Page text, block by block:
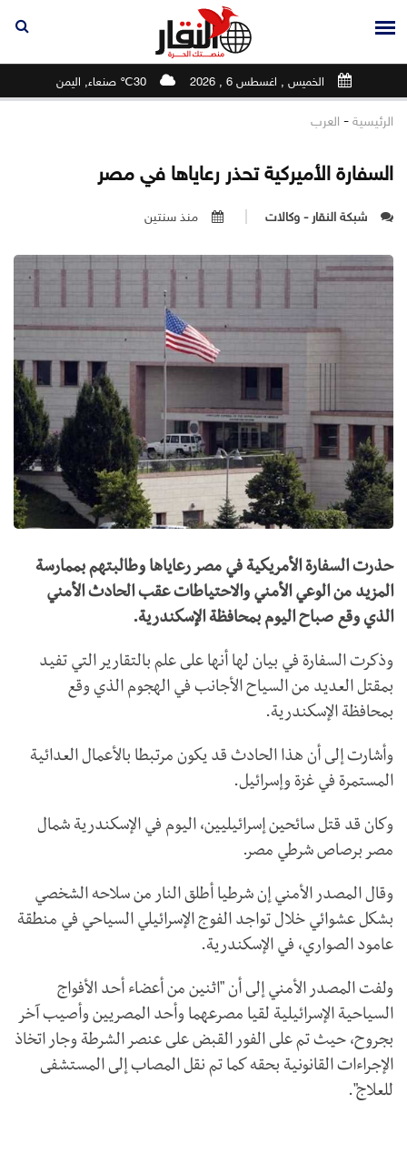
الخميس , اغسطس 6 , 2026 30℃ صنعاء, اليمن
الرئيسية - العرب
‏السفارة الأميركية تحذر رعاياها في مصر
شبكة النقار - وكالات منذ سنتين
حذرت السفارة الأمريكية في مصر رعاياها وطالبتهم بممارسة
المزيد من الوعي الأمني والاحتياطات عقب الحادث الأمني
الذي وقع صباح اليوم بمحافظة الإسكندرية.
وذكرت السفارة في بيان لها أنها على علم بالتقارير التي تفيد
بمقتل العديد من السياح الأجانب في الهجوم الذي وقع
بمحافظة الإسكندرية.
وأشارت إلى أن هذا الحادث قد يكون مرتبطا بالأعمال العدائية
المستمرة في غزة وإسرائيل.
وكان قد قتل سائحين إسرائيليين، اليوم في الإسكندرية شمال
مصر برصاص شرطي مصر.
وقال المصدر الأمني إن شرطيا أطلق النار من سلاحه الشخصي
بشكل عشوائي خلال تواجد الفوج الإسرائيلي السياحي في منطقة
عامود الصواري، في الإسكندرية.
ولفت المصدر الأمني إلى أن "اثنين من أعضاء أحد الأفواج
السياحية الإسرائيلية لقيا مصرعهما وأحد المصريين وأصيب آخر
بجروح، حيث تم على الفور القبض على عنصر الشرطة وجار اتخاذ
الإجراءات القانونية بحقه كما تم نقل المصاب إلى المستشفى
للعلاج".